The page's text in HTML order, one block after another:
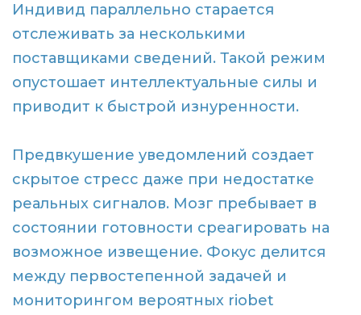
Индивид параллельно старается
отслеживать за несколькими
поставщиками сведений. Такой режим
опустошает интеллектуальные силы и
приводит к быстрой изнуренности.
Предвкушение уведомлений создает
скрытое стресс даже при недостатке
реальных сигналов. Мозг пребывает в
состоянии готовности среагировать на
возможное извещение. Фокус делится
между первостепенной задачей и
мониторингом вероятных riobet